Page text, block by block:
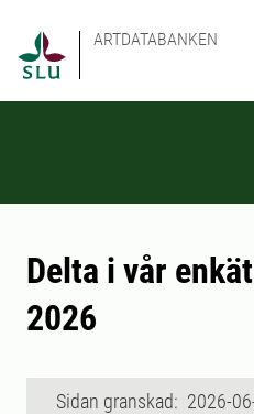
ARTDATABANKEN
Delta i vår
2026
Sidan granskad: 2026-